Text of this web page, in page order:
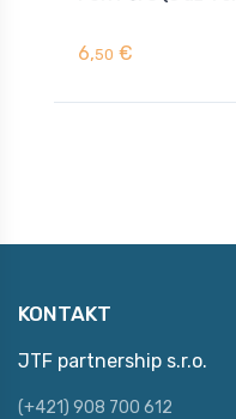
6,50 €
KONTAKT
JTF partnership s.r.o.
(+421) 908 700 612